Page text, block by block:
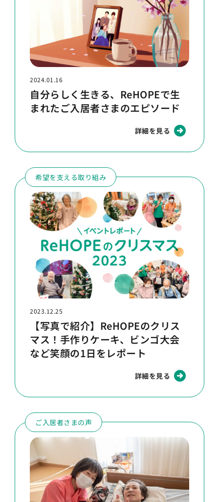
2024.01.16
自分らしく生きる、ReHOPEで生
まれたご入居者さまのエピソード
詳細を見る
希望を支える取り組み
2023.12.25
【写真で紹介】ReHOPEのクリス
マス！手作りケーキ、ビンゴ大会
など笑顔の1日をレポート
詳細を見る
ご入居者さまの声